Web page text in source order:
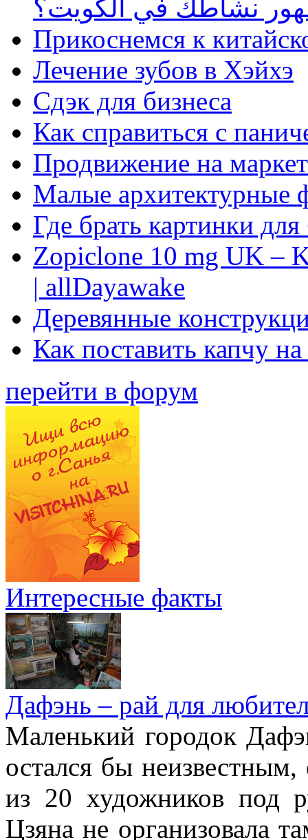
نشاطك في الكويت؟
Прикоснемся к
Лечение зубов в Хэйхэ
Сдэк для бизнеса
Как справиться с
Продвижение на
Малые архитектурные
Где брать картинки
Zopiclone 10 mg UK –
| allDayawake
Деревянные
Как поставить капчу
перейти в форум
Интересные факты
Дафэнь – рай для
Маленький городок
остался бы
из 20 художников под
Цзяна не организовала